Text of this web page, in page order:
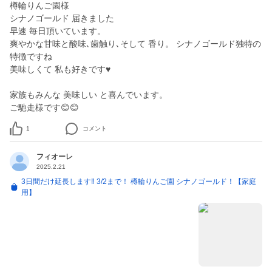
樽輪りんご園様
シナノゴールド 届きました
早速 毎日頂いています。
爽やかな甘味と酸味､歯触り､そして 香り。 シナノゴールド独特の
特徴ですね
美味しくて 私も好きです♥️
家族もみんな 美味しい と喜んでいます。
ご馳走様です😊😊
1 コメント
フィオーレ
2025.2.21
3日間だけ延長します‼ 3/2まで！ 樽輪りんご園 シナノゴールド！【家庭
用】